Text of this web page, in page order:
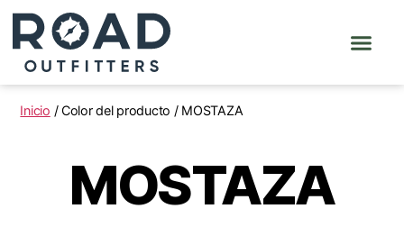
Inicio / Color del producto / MOSTAZA
MOSTAZA